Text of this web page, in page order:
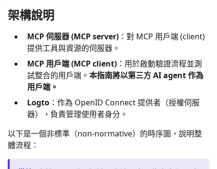
架構說明
MCP 伺服器 (MCP server) ：對 MCP 用戶端 (client)
提供工具與資源的伺服器。
MCP 用戶端 (MCP client) ：用於啟動驗證流程並測
試整合的用戶端。 本指南將以第三方 AI agent 作為
用戶端。
Logto ：作為 OpenID Connect 提供者（授權伺服
器），負責管理使用者身分。
以下是一個非標準（non-normative）的時序圖，說明整
體流程：